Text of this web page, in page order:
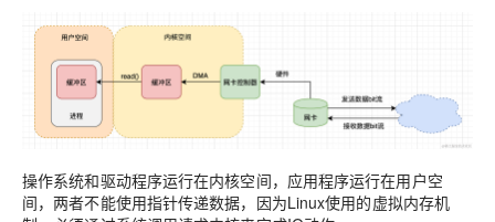
操作系统和驱动程序运行在内核空间，应用程序运行在用户空
间，两者不能使用指针传递数据，因为Linux使用的虚拟内存机